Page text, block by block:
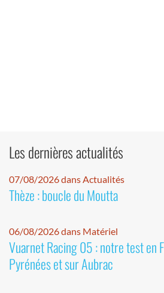
Les dernières actualités
07/08/2026 dans Actualités
Thèze : boucle du Moutta
06/08/2026 dans Matériel
Vuarnet Racing 05 : notre test en
Pyrénées et sur Aubrac